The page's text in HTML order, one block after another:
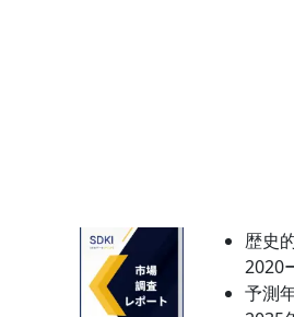
歴史
2020
予測